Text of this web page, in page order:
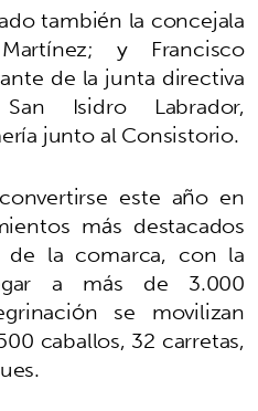
también la concejala
y Francisco
de la junta directiva
Isidro Labrador,
junto al Consistorio.
este año en
más destacados
de la comarca, con la
a más de 3.000
se movilizan
caballos, 32 carretas,